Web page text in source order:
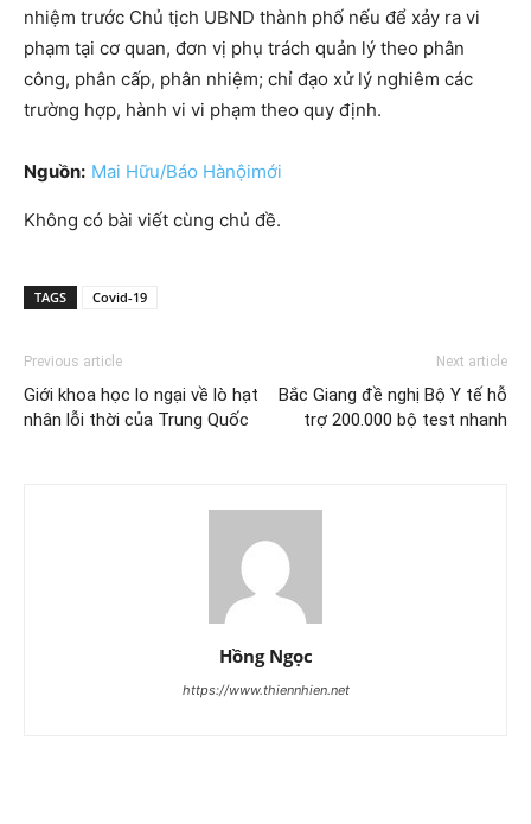
nhiệm trước Chủ tịch UBND thành phố nếu để xảy ra vi
phạm tại cơ quan, đơn vị phụ trách quản lý theo phân
công, phân cấp, phân nhiệm; chỉ đạo xử lý nghiêm các
trường hợp, hành vi vi phạm theo quy định.
Nguồn: Mai Hữu/Báo Hànộimới
Không có bài viết cùng chủ đề.
TAGS Covid-19
Previous article
Giới khoa học lo ngại về lò hạt
nhân lỗi thời của Trung Quốc
Next article
Bắc Giang đề nghị Bộ Y tế hỗ
trợ 200.000 bộ test nhanh
Hồng Ngọc
https://www.thiennhien.net